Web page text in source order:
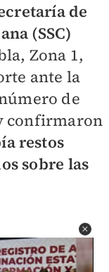
de
(SSC)
Zona 1,
ante la
de
confirmaron
restos
sobre las